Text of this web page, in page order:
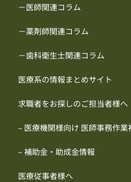
－医師関連コラム
－薬剤師関連コラム
－歯科衛生士関連コラム
医療系の情報まとめサイト
求職者をお探しのご担当者様へ
– 医療機関様向け 医師事務作
– 補助金・助成金情報
医療従事者様へ